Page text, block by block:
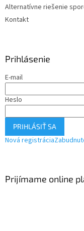
Alternatívne riešenie
Kontakt
Prihlásenie
E-mail
Heslo
PRIHLÁSIŤ SA
Nová registrácia
Prijímame online